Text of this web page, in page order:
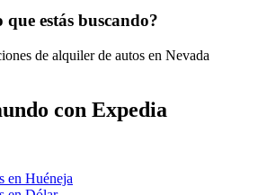
estás buscando?
de alquiler de autos en Nevada
con Expedia
en Huéneja